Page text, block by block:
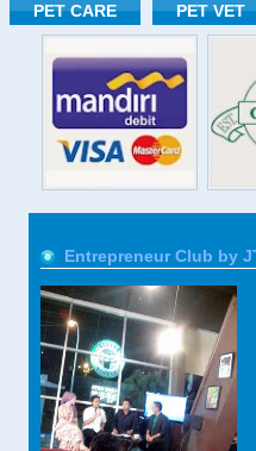
PET CARE PET VET
Entrepreneur Club by